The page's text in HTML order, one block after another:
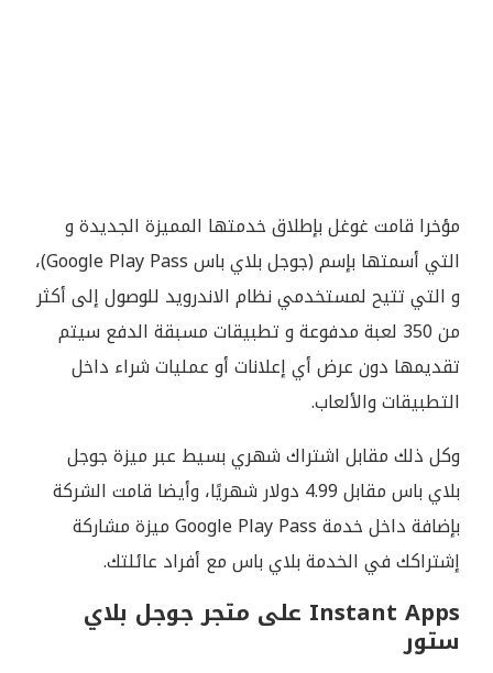
مؤخرا قامت غوغل بإطلاق خدمتها المميزة الجديدة و
التي أسمتها بإسم (جوجل بلاي باس Google Play Pass)،
و التي تتيح لمستخدمي نظام الاندرويد للوصول إلى أكثر
من 350 لعبة مدفوعة و تطبيقات مسبقة الدفع سيتم
تقديمها دون عرض أي إعلانات أو عمليات شراء داخل
التطبيقات والألعاب.
وكل ذلك مقابل اشتراك شهري بسيط عبر ميزة جوجل
بلاي باس مقابل 4.99 دولار شهريًا، وأيضا قامت الشركة
بإضافة داخل خدمة Google Play Pass ميزة مشاركة
إشتراكك في الخدمة بلاي باس مع أفراد عائلتك.
Instant Apps على متجر جوجل بلاي
ستور